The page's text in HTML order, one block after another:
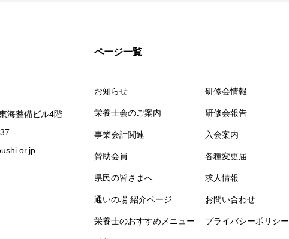
海整備ビル4階
ページ一覧
お知らせ
栄養士会のご案内
事業会計関連
賛助会員
県民の皆さまへ
通いの場 紹介ページ
栄養士のおすすめメニュー
研修会情報
研修会報告
入会案内
各種変更届
求人情報
お問い合わせ
プライバシーポリシー